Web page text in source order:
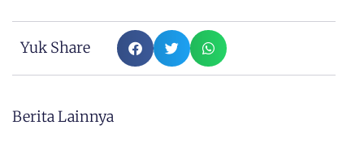
Yuk Share
Berita Lainnya